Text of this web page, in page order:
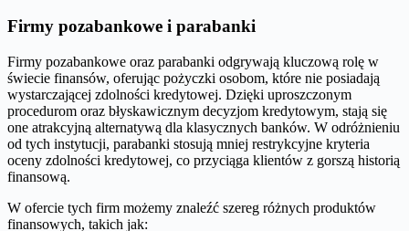
Firmy pozabankowe i parabanki
Firmy pozabankowe oraz parabanki odgrywają kluczową rolę w
świecie finansów, oferując pożyczki osobom, które nie posiadają
wystarczającej zdolności kredytowej. Dzięki uproszczonym
procedurom oraz błyskawicznym decyzjom kredytowym, stają się
one atrakcyjną alternatywą dla klasycznych banków. W odróżnieniu
od tych instytucji, parabanki stosują mniej restrykcyjne kryteria
oceny zdolności kredytowej, co przyciąga klientów z gorszą historią
finansową.
W ofercie tych firm możemy znaleźć szereg różnych produktów
finansowych, takich jak: